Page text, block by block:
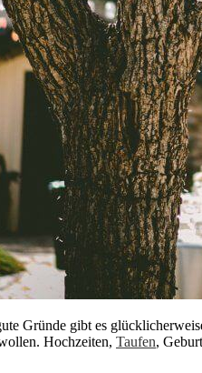
Gründe gibt es
Hochzeiten, Taufen,